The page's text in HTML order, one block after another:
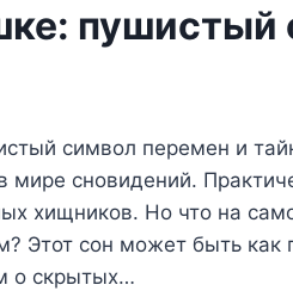
пушистый
символ перемен и
мире сновидений.
хищников. Но что на
Этот сон может быть как
о скрытых…